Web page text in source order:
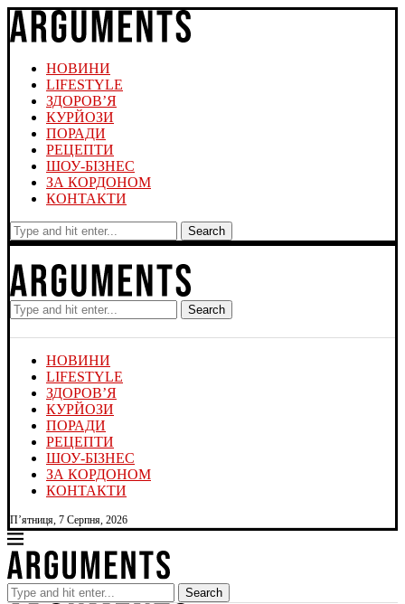
НОВИНИ
LIFESTYLE
ЗДОРОВ’Я
КУРЙОЗИ
ПОРАДИ
РЕЦЕПТИ
ШОУ-БІЗНЕС
ЗА КОРДОНОМ
КОНТАКТИ
Search
Search
НОВИНИ
LIFESTYLE
ЗДОРОВ’Я
КУРЙОЗИ
ПОРАДИ
РЕЦЕПТИ
ШОУ-БІЗНЕС
ЗА КОРДОНОМ
КОНТАКТИ
П’ятниця, 7 Серпня, 2026
Search